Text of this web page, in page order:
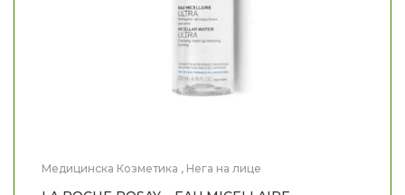
Медицинска Козметика , Нега на лице